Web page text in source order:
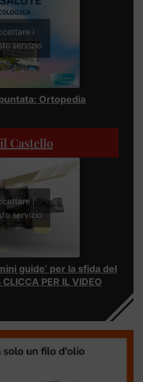
i
servizio
Ortopedia
Castello
i
servizio
guide’ per la sfida del
PER IL VIDEO